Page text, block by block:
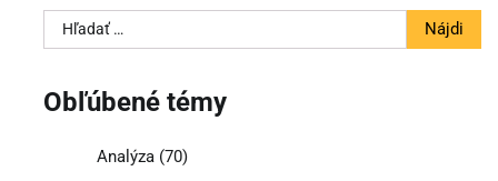
Hľadať:
Obľúbené témy
Analýza(70)